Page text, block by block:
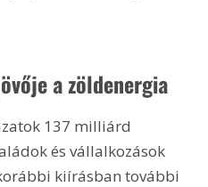
a zöldenergia
137 milliárd
és vállalkozások
kiírásban további